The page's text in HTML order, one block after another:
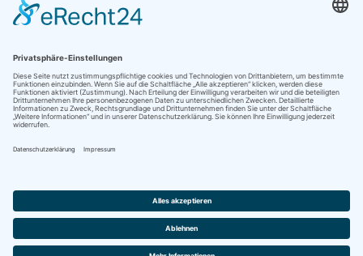
Golfurlaub
Merkblätter des DGV
Golfclubs Login
Golfverband Schleswig-Holstein e.V.· Schloßstr. 5-7 · 23701 Eutin
Tel.: +49 (0) 4521-830666 · Fax: +49 (0) 4521-830665 · E-Mail:
© Golfverband Schleswig-Holstein
Kontaktformular
Datenschutz